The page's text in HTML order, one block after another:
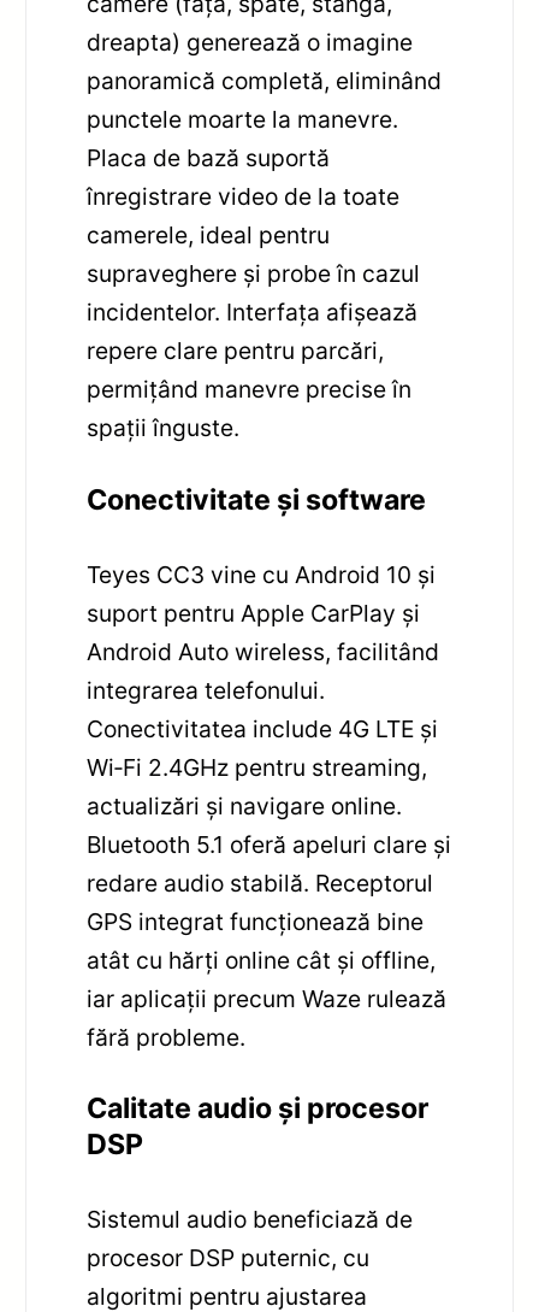
dreapta) generează o imagine
panoramică completă, eliminând
punctele moarte la manevre.
Placa de bază suportă
înregistrare video de la toate
camerele, ideal pentru
supraveghere și probe în cazul
incidentelor. Interfața afișează
repere clare pentru parcări,
permițând manevre precise în
spații înguste.
Conectivitate și software
Teyes CC3 vine cu Android 10 și
suport pentru Apple CarPlay și
Android Auto wireless, facilitând
integrarea telefonului.
Conectivitatea include 4G LTE și
Wi‑Fi 2.4GHz pentru streaming,
actualizări și navigare online.
Bluetooth 5.1 oferă apeluri clare și
redare audio stabilă. Receptorul
GPS integrat funcționează bine
atât cu hărți online cât și offline,
iar aplicații precum Waze rulează
fără probleme.
Calitate audio și procesor
DSP
Sistemul audio beneficiază de
procesor DSP puternic, cu
algoritmi pentru ajustarea